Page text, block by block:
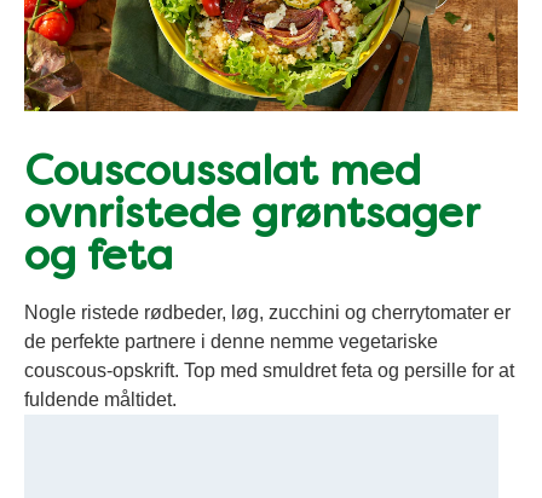
Couscoussalat med
ovnristede grøntsager
og feta
Nogle ristede rødbeder, løg, zucchini og cherrytomater er
de perfekte partnere i denne nemme vegetariske
couscous-opskrift. Top med smuldret feta og persille for at
fuldende måltidet.